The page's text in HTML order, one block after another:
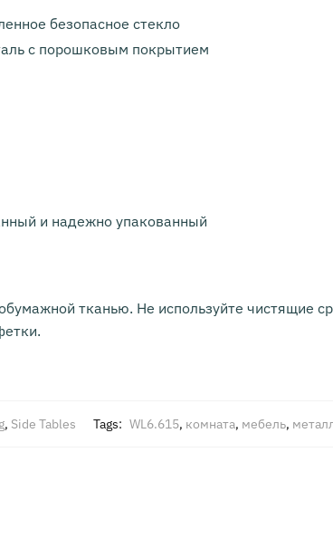
безопасное стекло
с порошковым покрытием
и надежно упакованный
тканью. Не используйте чистящие
, Side Tables Tags: WL6.615, комната, мебель,